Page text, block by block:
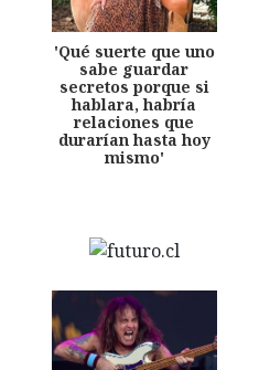
'Qué suerte que uno
sabe guardar
secretos porque si
hablara, habría
relaciones que
durarían hasta hoy
mismo'